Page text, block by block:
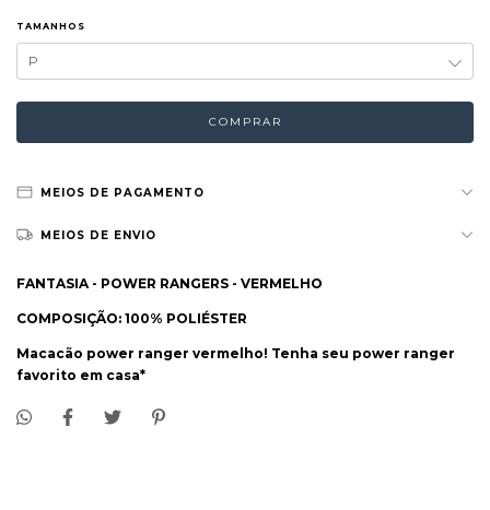
TAMANHOS
MEIOS DE PAGAMENTO
MEIOS DE ENVIO
FANTASIA - POWER RANGERS - VERMELHO
COMPOSIÇÃO: 100% POLIÉSTER
Macacão power ranger vermelho! Tenha seu power ranger
favorito em casa*